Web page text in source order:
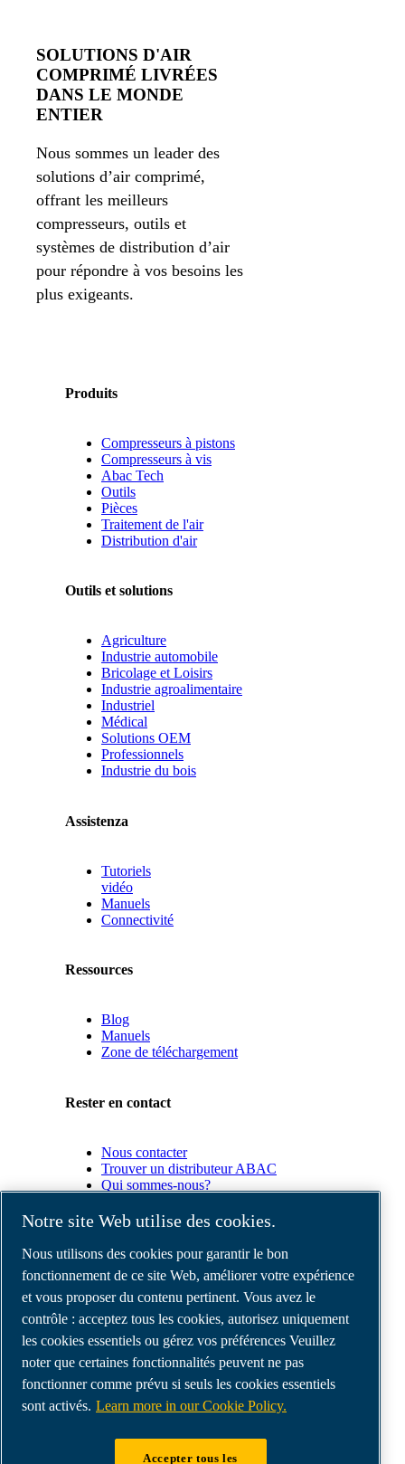
SOLUTIONS D'AIR
COMPRIMÉ LIVRÉES
DANS LE MONDE
ENTIER
Nous sommes un leader des
solutions d’air comprimé,
offrant les meilleurs
compresseurs, outils et
systèmes de distribution d’air
pour répondre à vos besoins les
plus exigeants.
Produits
Compresseurs à pistons
Compresseurs à vis
Abac Tech
Outils
Pièces
Traitement de l'air
Distribution d'air
Outils et solutions
Agriculture
Industrie automobile
Bricolage et Loisirs
Industrie agroalimentaire
Industriel
Médical
Solutions OEM
Professionnels
Industrie du bois
Assistenza
Tutoriels
vidéo
Manuels
Connectivité
Ressources
Blog
Manuels
Zone de téléchargement
Rester en contact
Nous contacter
Trouver un distributeur ABAC
Qui sommes-nous?
Partenaires
Espace
Partenaires
commerciaux
E-
Connect
2.0
Portal
Notre site Web utilise des cookies.
Nous utilisons des cookies pour garantir le bon
fonctionnement de ce site Web, améliorer votre expérience
et vous proposer du contenu pertinent. Vous avez le
contrôle : acceptez tous les cookies, autorisez uniquement
les cookies essentiels ou gérez vos préférences Veuillez
noter que certaines fonctionnalités peuvent ne pas
fonctionner comme prévu si seuls les cookies essentiels
sont activés. Learn more in our Cookie Policy.
Accepter tous les